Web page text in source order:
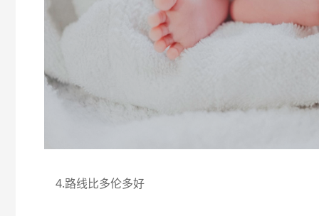
4.路线比多伦多好